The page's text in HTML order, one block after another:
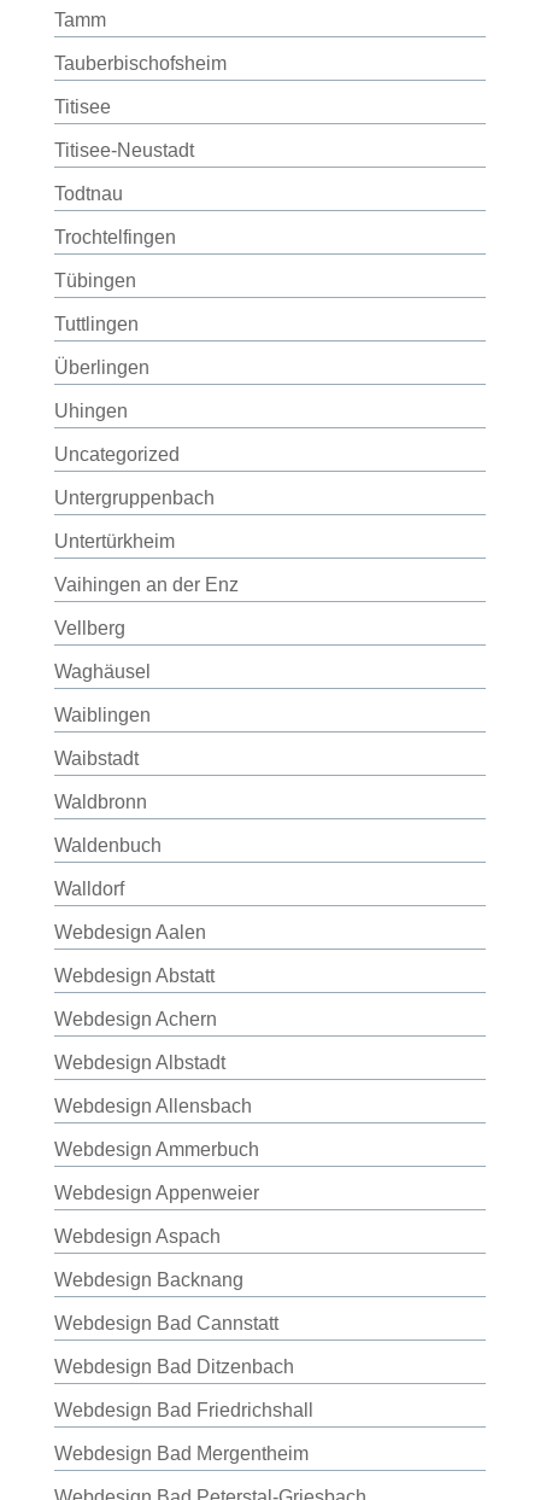
Tamm
Tauberbischofsheim
Titisee
Titisee-Neustadt
Todtnau
Trochtelfingen
Tübingen
Tuttlingen
Überlingen
Uhingen
Uncategorized
Untergruppenbach
Untertürkheim
Vaihingen an der Enz
Vellberg
Waghäusel
Waiblingen
Waibstadt
Waldbronn
Waldenbuch
Walldorf
Webdesign Aalen
Webdesign Abstatt
Webdesign Achern
Webdesign Albstadt
Webdesign Allensbach
Webdesign Ammerbuch
Webdesign Appenweier
Webdesign Aspach
Webdesign Backnang
Webdesign Bad Cannstatt
Webdesign Bad Ditzenbach
Webdesign Bad Friedrichshall
Webdesign Bad Mergentheim